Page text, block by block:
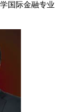
国际金融专业